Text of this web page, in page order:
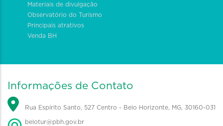
Materiais de divulgação
Observatório do Turismo
Principais atrativos
Venda BH
Informações de Contato
Rua Espírito Santo, 527 Centro - Belo Horizonte, MG, 30160-031
belotur@pbh.gov.br